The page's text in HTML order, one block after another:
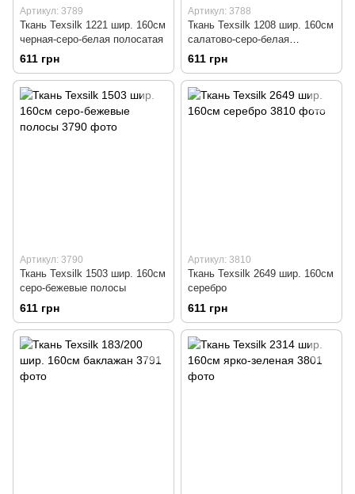
Артикул: 3789
Ткань Texsilk 1221 шир. 160см
черная-серо-белая полосатая
611 грн
Артикул: 3788
Ткань Texsilk 1208 шир. 160см
салатово-серо-белая
полосатая
611 грн
Артикул: 3790
Ткань Texsilk 1503 шир. 160см
серо-бежевые полосы
611 грн
Артикул: 3810
Ткань Texsilk 2649 шир. 160см
серебро
611 грн